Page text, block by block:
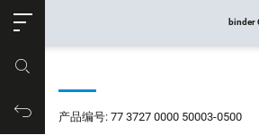
购物车
binder
产品编号: 77 3727 0000 50003-0500